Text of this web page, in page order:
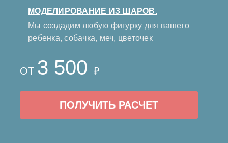
МОДЕЛИРОВАНИЕ ИЗ ШАРОВ.
Мы создадим любую фигурку для вашего
ребенка, собачка, меч, цветочек
ОТ 3 500 ₽
ПОЛУЧИТЬ РАСЧЕТ